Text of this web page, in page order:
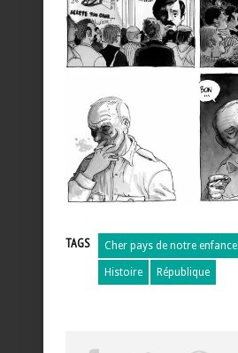
TAGS Cher pays de notre enfance
Histoire République